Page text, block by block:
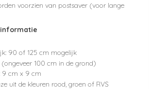
voorzien van postsaver (voor lange
90 of 125 cm mogelijk
(ongeveer 100 cm in de grond)
9 cm x 9 cm
uit de kleuren rood, groen of RVS